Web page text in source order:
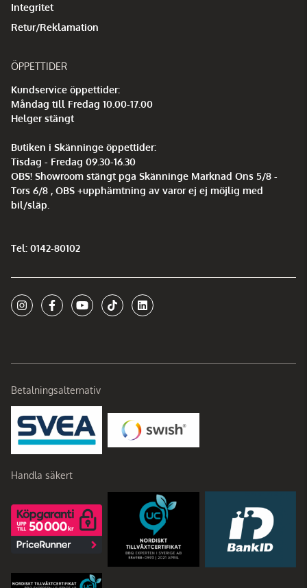
Integritet
Retur/Reklamation
ÖPPETTIDER
Kundservice öppettider:
Måndag till Fredag 10.00-17.00
Helger stängt
Butiken i Skänninge öppettider:
Tisdag - Fredag 09.30-16.30
OBS! Showroom stängt pga Skänninge Marknad Ons 5/8 -
Tors 6/8 , OBS +upphämtning av varor ej ej möjlig med
bil/släp.
Tel: 0142-80102
Betalningsalternativ
Handla säkert